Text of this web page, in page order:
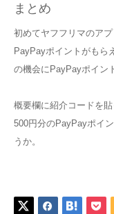
まとめ
初めてヤフフリマのア
PayPayポイントがもら
の機会にPayPayポイン
概要欄に紹介コードを
500円分のPayPayポイ
うか。